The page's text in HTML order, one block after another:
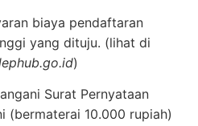
biaya pendaftaran
yang dituju. (lihat di
)
Surat Pernyataan
(bermaterai 10.000 rupiah)